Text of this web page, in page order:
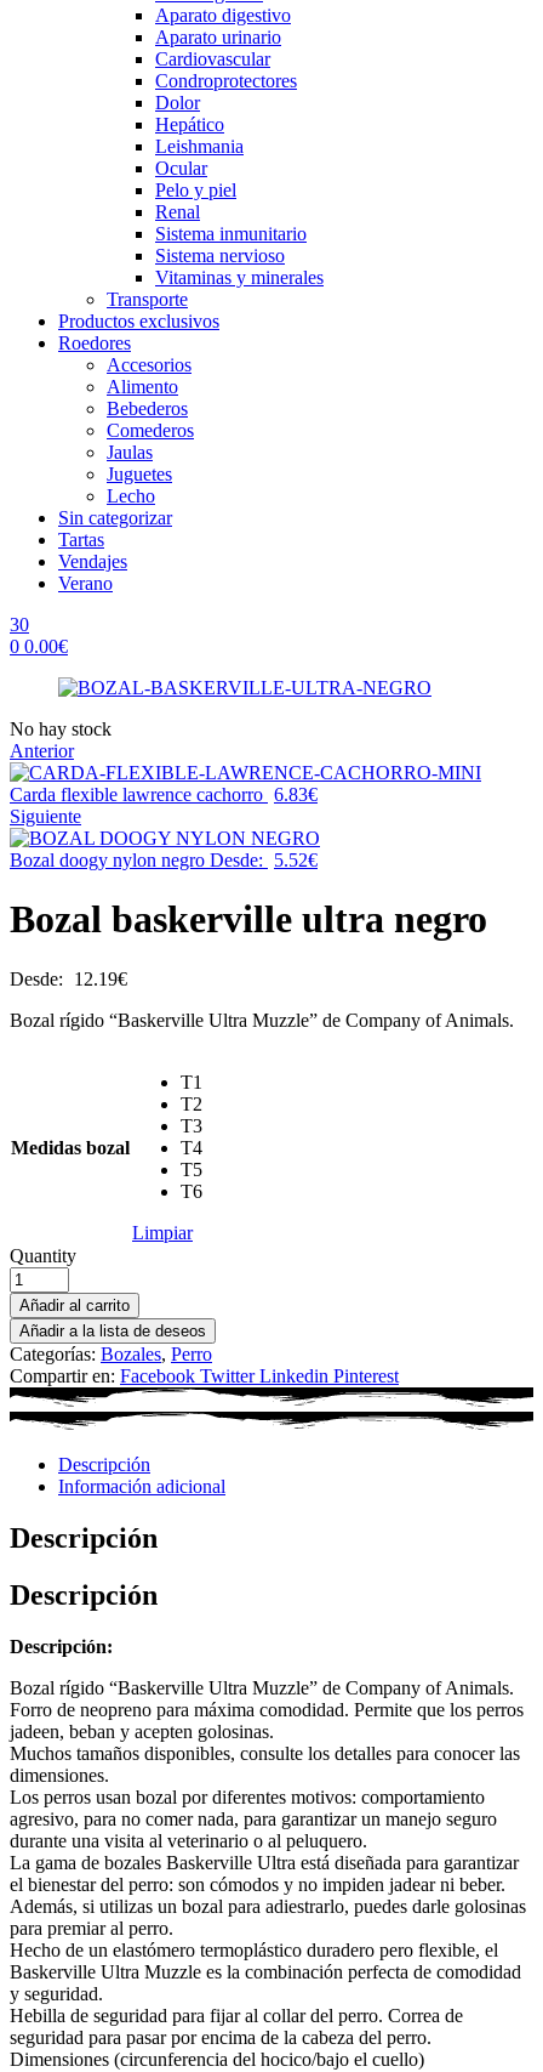
Aparato digestivo
Aparato urinario
Cardiovascular
Condroprotectores
Dolor
Hepático
Leishmania
Ocular
Pelo y piel
Renal
Sistema inmunitario
Sistema nervioso
Vitaminas y minerales
Transporte
Productos exclusivos
Roedores
Accesorios
Alimento
Bebederos
Comederos
Jaulas
Juguetes
Lecho
Sin categorizar
Tartas
Vendajes
Verano
30
0 0.00€
Availability:
No hay stock
Anterior
Carda flexible lawrence cachorro 6.83€
Siguiente
Bozal doogy nylon negro Desde: 5.52€
Bozal baskerville ultra negro
Desde: 12.19€
Bozal rígido “Baskerville Ultra Muzzle” de Company of Animals.
Medidas bozal
T1
T2
T3
T4
T5
T6
Limpiar
Quantity
Añadir al carrito
Añadir a la lista de deseos
Categorías: Bozales, Perro
Compartir en: Facebook Twitter Linkedin Pinterest
Descripción
Información adicional
Descripción
Descripción
Descripción:
Bozal rígido “Baskerville Ultra Muzzle” de Company of Animals.
Forro de neopreno para máxima comodidad. Permite que los perros
jadeen, beban y acepten golosinas.
Muchos tamaños disponibles, consulte los detalles para conocer las
dimensiones.
Los perros usan bozal por diferentes motivos: comportamiento
agresivo, para no comer nada, para garantizar un manejo seguro
durante una visita al veterinario o al peluquero.
La gama de bozales Baskerville Ultra está diseñada para garantizar
el bienestar del perro: son cómodos y no impiden jadear ni beber.
Además, si utilizas un bozal para adiestrarlo, puedes darle golosinas
para premiar al perro.
Hecho de un elastómero termoplástico duradero pero flexible, el
Baskerville Ultra Muzzle es la combinación perfecta de comodidad
y seguridad.
Hebilla de seguridad para fijar al collar del perro. Correa de
seguridad para pasar por encima de la cabeza del perro.
Dimensiones (circunferencia del hocico/bajo el cuello)